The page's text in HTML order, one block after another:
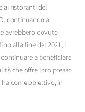
ai ristoranti del
continuando a
avrebbero dovuto
alla fine del 2021, i
a beneficiare
che offre loro presso
ha come obiettivo, in